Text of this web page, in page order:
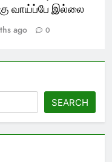
வாய்ப்பே இல்லை
ago 0
SEARCH